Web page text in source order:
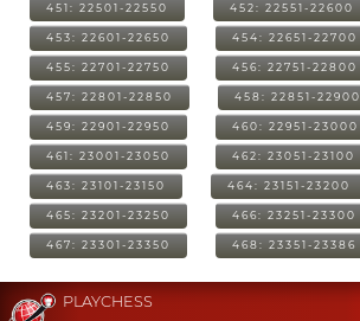
451: 22501-22550 452: 22551-22600
453: 22601-22650 454: 22651-22700
455: 22701-22750 456: 22751-22800
457: 22801-22850 458: 22851-22900
459: 22901-22950 460: 22951-23000
461: 23001-23050 462: 23051-23100
463: 23101-23150 464: 23151-23200
465: 23201-23250 466: 23251-23300
467: 23301-23350 468: 23351-23386
PLAYCHESS